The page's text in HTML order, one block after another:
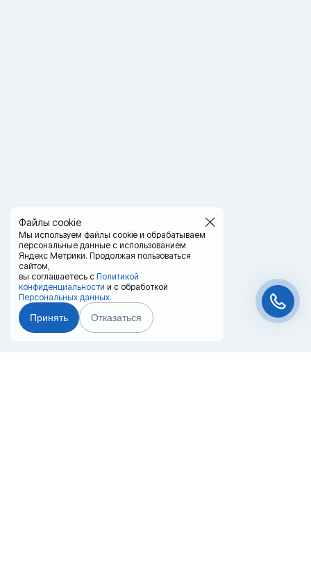
Файлы cookie
Мы используем файлы cookie и обрабатываем
персональные данные с использованием
Яндекс Метрики. Продолжая пользоваться
сайтом,
вы соглашаетесь с Политикой
конфиденциальности и с обработкой
Персональных данных.
Принять Отказаться